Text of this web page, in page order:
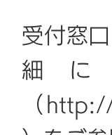
受付窓
細
（